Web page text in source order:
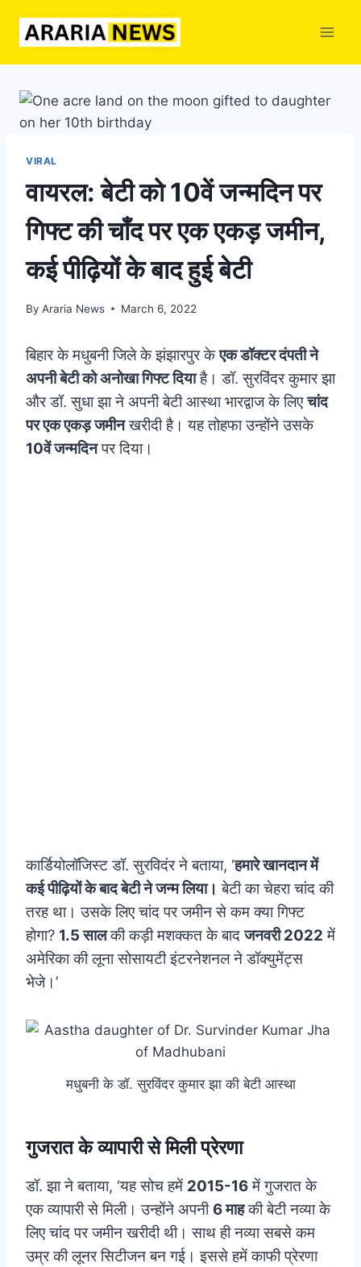
VIRAL
वायरल: बेटी को 10वें जन्मदिन पर
गिफ्ट की चाँद पर एक एकड़ जमीन,
कई पीढ़ियों के बाद हुई बेटी
By Araria News March 6, 2022
बिहार के मधुबनी जिले के झंझारपुर केएक डॉक्टर दंपती ने
अपनी बेटी को अनोखा गिफ्ट दियाहै। डॉ. सुरविंदर कुमार झा
और डॉ. सुधा झा ने अपनी बेटी आस्था भारद्वाज के लिएचांद
पर एक एकड़ जमीनखरीदी है। यह तोहफा उन्होंने उसके
10वें जन्मदिनपर दिया।
कार्डियोलॉजिस्ट डॉ. सुरविदंर ने बताया, ‘हमारे खानदान में
कई पीढ़ियों के बाद बेटी ने जन्म लिया। बेटी का चेहरा चांद की
तरह था। उसके लिए चांद पर जमीन से कम क्या गिफ्ट
होगा? 1.5 सालकी कड़ी मशक्कत के बादजनवरी 2022 में
अमेरिका की लूना सोसायटी इंटरनेशनल ने डॉक्युमेंट्स
भेजे।’
मधुबनी के डॉ. सुरविंदर कुमार झा की बेटी आस्था
गुजरात के व्यापारी से मिली प्रेरणा
डॉ. झा ने बताया, ‘यह सोच हमें 2015-16में गुजरात के
एक व्यापारी से मिली। उन्होंने अपनी 6 माहकी बेटी नव्या के
लिए चांद पर जमीन खरीदी थी। साथ ही नव्या सबसे कम
उम्र की लूनर सिटीजन बन गई। इससे हमें काफी प्रेरणा